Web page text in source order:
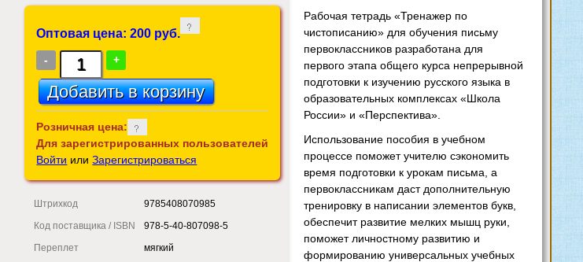
Оптовая цена: 200 руб.
- +
Розничная цена:
Для зарегистрированных пользователей
Войти илиЗарегистрироваться
Штрихкод
9785408070985
Код поставщика / ISBN
978-5-40-807098-5
Переплет
мягкий
Рабочая тетрадь «Тренажер по
чистописанию» для обучения письму
первоклассников разработана для
первого этапа общего курса непрерывной
подготовки к изучению русского языка в
образовательных комплексах «Школа
России» и «Перспектива».
Использование пособия в учебном
процессе поможет учителю сэкономить
время подготовки к урокам письма, а
первоклассникам даст дополнительную
тренировку в написании элементов букв,
обеспечит развитие мелких мышц руки,
поможет личностному развитию и
формированию универсальных учебных